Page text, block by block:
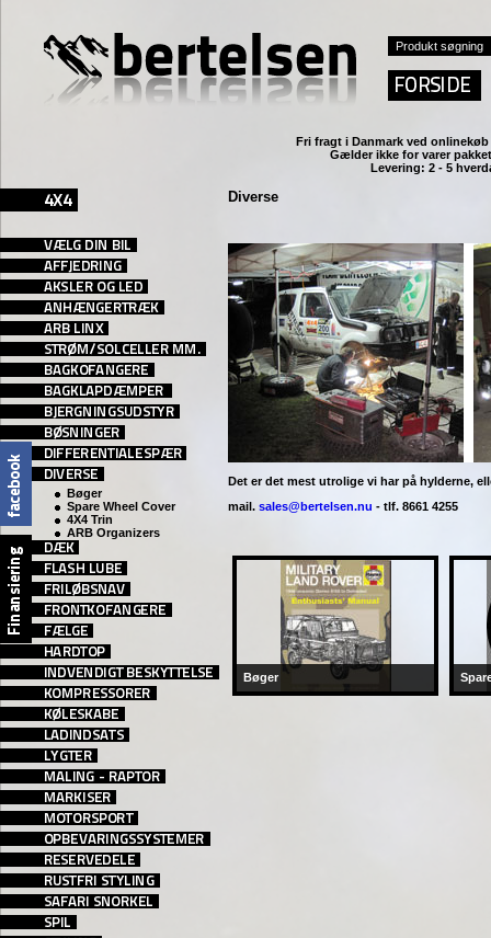
Fri fragt i Danmark ved onlinekøb
Gælder ikke for varer
Levering: 2 - 5
Bøger
Spare Wheel Cover
4X4 Trin
ARB Organizers
Diverse
Det er det mest utrolige vi har på hylderne,
mail. sales@bertelsen.nu - tlf. 8661 4255
Bøger